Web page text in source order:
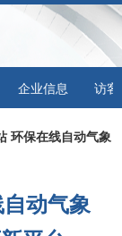
企业信息 访客
环保在线自动气象
动气象